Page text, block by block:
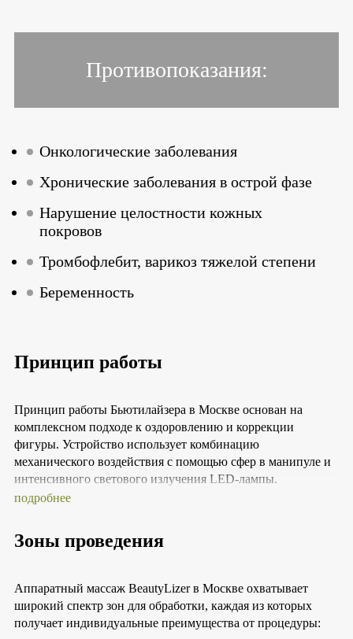
Противопоказания:
Онкологические заболевания
Хронические заболевания в острой фазе
Нарушение целостности кожных
покровов
Тромбофлебит, варикоз тяжелой степени
Беременность
Принцип работы
Принцип работы Бьютилайзера в Москве основан на
комплексном подходе к оздоровлению и коррекции
фигуры. Устройство использует комбинацию
механического воздействия с помощью сфер в манипуле и
интенсивного светового излучения LED-лампы.
Множественные сферы активно работают с проблемными
тонуса кожи, стимуляции выработки коллагена и эластина.
жировые отложения, улучшая рельеф кожи и снижая
проявления целлюлита.
Таким образом, Beautylizer предлагает
подробнее
Зоны проведения
Аппаратный массаж BeautyLizer в Москве охватывает
широкий спектр зон для обработки, каждая из которых
получает индивидуальные преимущества от процедуры: